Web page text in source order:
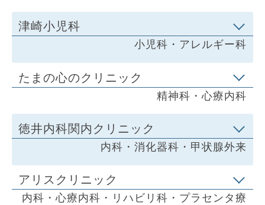
津崎小児科
小児科・アレルギー科
たまの心のクリニック
精神科・心療内科
徳井内科関内クリニック
内科・消化器科・甲状腺外来
アリスクリニック
内科・心療内科・リハビリ科・プラセンタ療